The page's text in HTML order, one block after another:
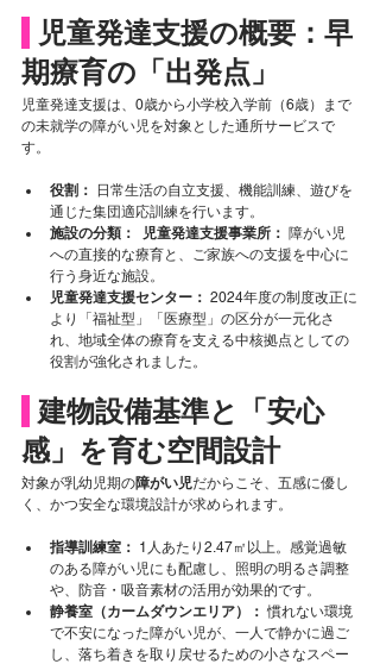
児童発達支援の概要：早
期療育の「出発点」
児童発達支援は、0歳から小学校入学前（6歳）まで
の未就学の障がい児を対象とした通所サービスで
す。
役割：
日常生活の自立支援、機能訓練、遊びを
通じた集団適応訓練を行います。
施設の分類：
児童発達支援事業所： 障がい児
への直接的な療育と、ご家族への支援を中心に
行う身近な施設。
児童発達支援センター： 2024年度の制度改正に
より「福祉型」「医療型」の区分が一元化さ
れ、地域全体の療育を支える中核拠点としての
役割が強化されました。
建物設備基準と「安心
感」を育む空間設計
対象が乳幼児期の障がい児だからこそ、五感に優し
く、かつ安全な環境設計が求められます。
指導訓練室： 1人あたり2.47㎡以上。感覚過敏
のある障がい児にも配慮し、照明の明るさ調整
や、防音・吸音素材の活用が効果的です。
静養室（カームダウンエリア）： 慣れない環境
で不安になった障がい児が、一人で静かに過ご
し、落ち着きを取り戻せるための小さなスペー